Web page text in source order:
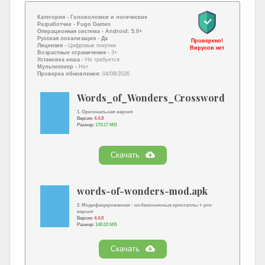
Категория - Головоломки и логические
Разработчик - Fugo Games
Операционная система - Android: 5.0+
Русская локализация - Да
Лицензия -
Цифровые покупки
Возрастные ограничения - 3+
Установка кеша - Не требуется
Мультиплеер - Нет
Проверка обновления: 04/08/2026
Проверено!
Вирусов нет
1. Оригинальная версия
Версия: 4.4.8
Размер: 170.17 MB
Скачать
words-of-wonders-mod.apk
2. Модифицированная - на бесконечные кристаллы + pro-
версия
Версия: 4.4.8
Размер: 148.03 MB
Скачать